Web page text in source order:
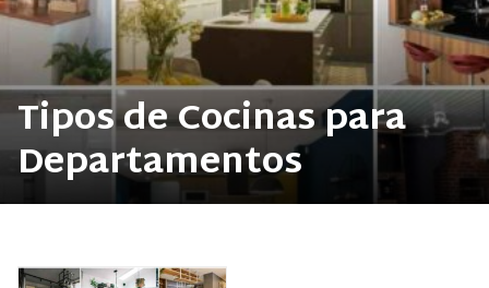
Tipos de Cocinas para
Departamentos